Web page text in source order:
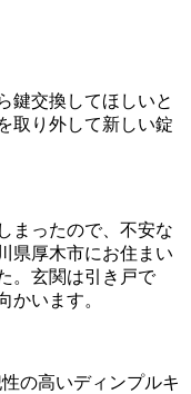
鍵交換してほしいと
取り外して新しい錠
まったので、不安な
県厚木市にお住まい
。玄関は引き戸で
かいます。
の高いディンプルキ